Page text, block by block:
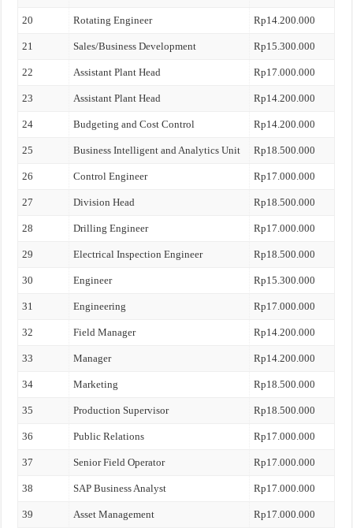
20 Rotating Engineer Rp14.200.000
21 Sales/Business Development Rp15.300.000
22 Assistant Plant Head Rp17.000.000
23 Assistant Plant Head Rp14.200.000
24 Budgeting and Cost Control Rp14.200.000
25 Business Intelligent and Analytics Unit Rp18.500.000
26 Control Engineer Rp17.000.000
27 Division Head Rp18.500.000
28 Drilling Engineer Rp17.000.000
29 Electrical Inspection Engineer Rp18.500.000
30 Engineer Rp15.300.000
31 Engineering Rp17.000.000
32 Field Manager Rp14.200.000
33 Manager Rp14.200.000
34 Marketing Rp18.500.000
35 Production Supervisor Rp18.500.000
36 Public Relations Rp17.000.000
37 Senior Field Operator Rp17.000.000
38 SAP Business Analyst Rp17.000.000
39 Asset Management Rp17.000.000